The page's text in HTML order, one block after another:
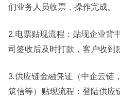
们业务人员收票，操作完成。
2.电票贴现流程：贴现企业背
司签收后及时打款，客户收到
3.供应链金融凭证（中企云链
筑信等）贴现流程：登陆供应